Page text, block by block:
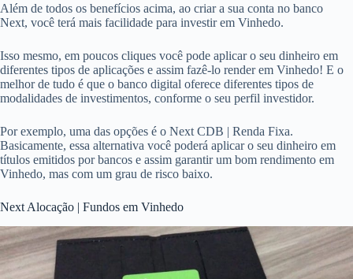
Além de todos os benefícios acima, ao criar a sua conta no banco
Next, você terá mais facilidade para investir em Vinhedo.
Isso mesmo, em poucos cliques você pode aplicar o seu dinheiro em
diferentes tipos de aplicações e assim fazê-lo render em Vinhedo! E o
melhor de tudo é que o banco digital oferece diferentes tipos de
modalidades de investimentos, conforme o seu perfil investidor.
Por exemplo, uma das opções é o Next CDB | Renda Fixa.
Basicamente, essa alternativa você poderá aplicar o seu dinheiro em
títulos emitidos por bancos e assim garantir um bom rendimento em
Vinhedo, mas com um grau de risco baixo.
Next Alocação | Fundos em Vinhedo